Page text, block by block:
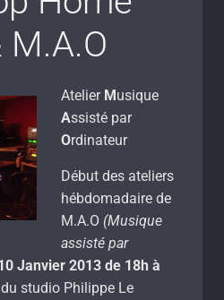
Atelier Musique
Assisté par
Ordinateur
Début des ateliers
hébdomadaire de
M.A.O (Musique
assisté par
Janvier 2013 de 18h à
studio Philippe Le